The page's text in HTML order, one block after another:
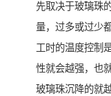
先取决于玻璃珠
量，过多或过少
工时的温度控制
性就会越强，也
玻璃珠沉降的就